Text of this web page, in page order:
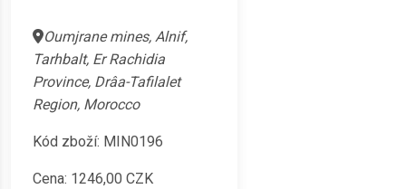
Oumjrane mines, Alnif,
Tarhbalt, Er Rachidia
Province, Drâa-Tafilalet
Region, Morocco
Kód zboží: MIN0196
Cena: 1246,00 CZK